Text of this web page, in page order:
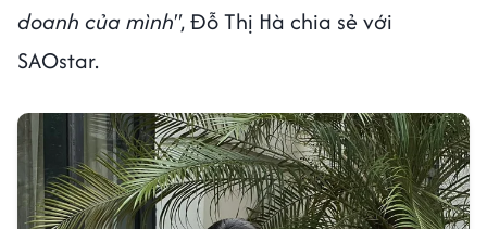
doanh của mình", Đỗ Thị Hà chia sẻ với
SAOstar.